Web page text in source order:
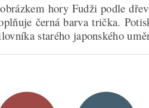
hory Fudži podle
černá barva trička.
starého japonského